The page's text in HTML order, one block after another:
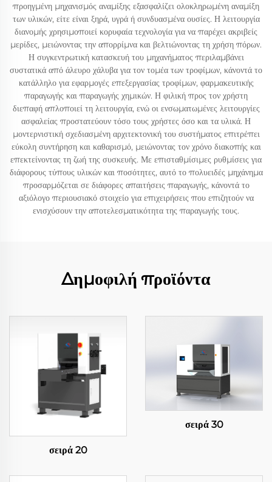
προηγμένη μηχανισμός αναμίξης εξασφαλίζει ολοκληρωμένη αναμίξη
των υλικών, είτε είναι ξηρά, υγρά ή συνδυασμένα ουσίες. Η λειτουργία
διανομής χρησιμοποιεί κορυφαία τεχνολογία για να παρέχει ακριβείς
μερίδες, μειώνοντας την απορρίμνα και βελτιώνοντας τη χρήση πόρων.
Η συγκεντρωτική κατασκευή του μηχανήματος περιλαμβάνει
συστατικά από άλευρο χάλυβα για τον τομέα των τροφίμων, κάνοντά το
κατάλληλο για εφαρμογές επεξεργασίας τροφίμων, φαρμακευτικής
παραγωγής και παραγωγής χημικών. Η φιλική προς τον χρήστη
διεπαφή απλοποιεί τη λειτουργία, ενώ οι ενσωματωμένες λειτουργίες
ασφαλείας προστατεύουν τόσο τους χρήστες όσο και τα υλικά. Η
μοντερνιστική σχεδιασμένη αρχιτεκτονική του συστήματος επιτρέπει
εύκολη συντήρηση και καθαρισμό, μειώνοντας τον χρόνο διακοπής και
επεκτείνοντας τη ζωή της συσκευής. Με επισταθμίσιμες ρυθμίσεις για
διάφορους τύπους υλικών και ποσότητες, αυτό το πολυειδές μηχάνημα
προσαρμόζεται σε διάφορες απαιτήσεις παραγωγής, κάνοντά το
αξιόλογο περιουσιακό στοιχείο για επιχειρήσεις που επιζητούν να
ενισχύσουν την αποτελεσματικότητα της παραγωγής τους.
Δημοφιλή προϊόντα
σειρά 20
σειρά 30